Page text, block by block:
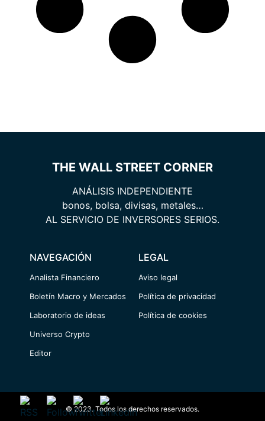
THE WALL STREET CORNER
ANÁLISIS INDEPENDIENTE
bonos, bolsa, divisas, metales…
AL SERVICIO DE INVERSORES SERIOS.
NAVEGACIÓN
Analista Financiero
Boletín Macro y Mercados
Laboratorio de ideas
Universo Crypto
Editor
LEGAL
Aviso legal
Política de privacidad
Política de cookies
© 2023. Todos los derechos reservados.